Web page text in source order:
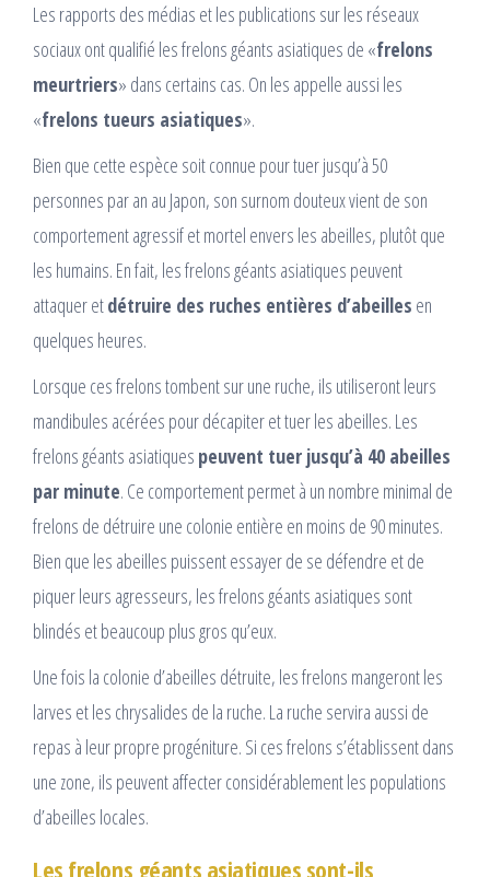
Les rapports des médias et les publications sur les réseaux
sociaux ont qualifié les frelons géants asiatiques de «frelons
meurtriers» dans certains cas. On les appelle aussi les
«frelons tueurs asiatiques».
Bien que cette espèce soit connue pour tuer jusqu’à 50
personnes par an au Japon, son surnom douteux vient de son
comportement agressif et mortel envers les abeilles, plutôt que
les humains. En fait, les frelons géants asiatiques peuvent
attaquer etdétruire des ruches entières d’abeilles en
quelques heures.
Lorsque ces frelons tombent sur une ruche, ils utiliseront leurs
mandibules acérées pour décapiter et tuer les abeilles. Les
frelons géants asiatiques peuvent tuer jusqu’à 40 abeilles
par minute. Ce comportement permet à un nombre minimal de
frelons de détruire une colonie entière en moins de 90 minutes.
Bien que les abeilles puissent essayer de se défendre et de
piquer leurs agresseurs, les frelons géants asiatiques sont
blindés et beaucoup plus gros qu’eux.
Une fois la colonie d’abeilles détruite, les frelons mangeront les
larves et les chrysalides de la ruche. La ruche servira aussi de
repas à leur propre progéniture. Si ces frelons s’établissent dans
une zone, ils peuvent affecter considérablement les populations
d’abeilles locales.
Les frelons géants asiatiques sont-ils